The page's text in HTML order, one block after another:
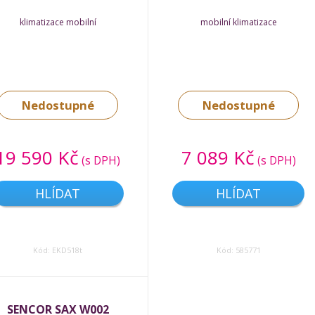
klimatizace mobilní
Nedostupné
590 Kč (s DPH)
HLÍDAT
Kód: EKD518t
mobilní klimatizace
Nedostupné
7 089 Kč (s DPH)
HLÍDAT
Kód: 585771
SENCOR SAX W002